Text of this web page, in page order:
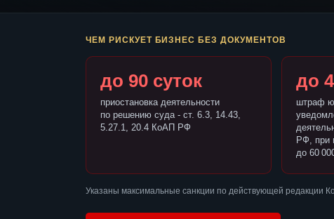
ЧЕМ РИСКУЕТ БИЗНЕС БЕЗ ДОКУМЕНТОВ
до 90 суток
приостановка деятельности
по решению суда - ст. 6.3, 14.43,
5.27.1, 20.4 КоАП РФ
до
штраф
РФ, при
до 60
Указаны максимальные санкции по действующей редакции